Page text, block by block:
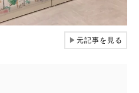
▶元記事を見る